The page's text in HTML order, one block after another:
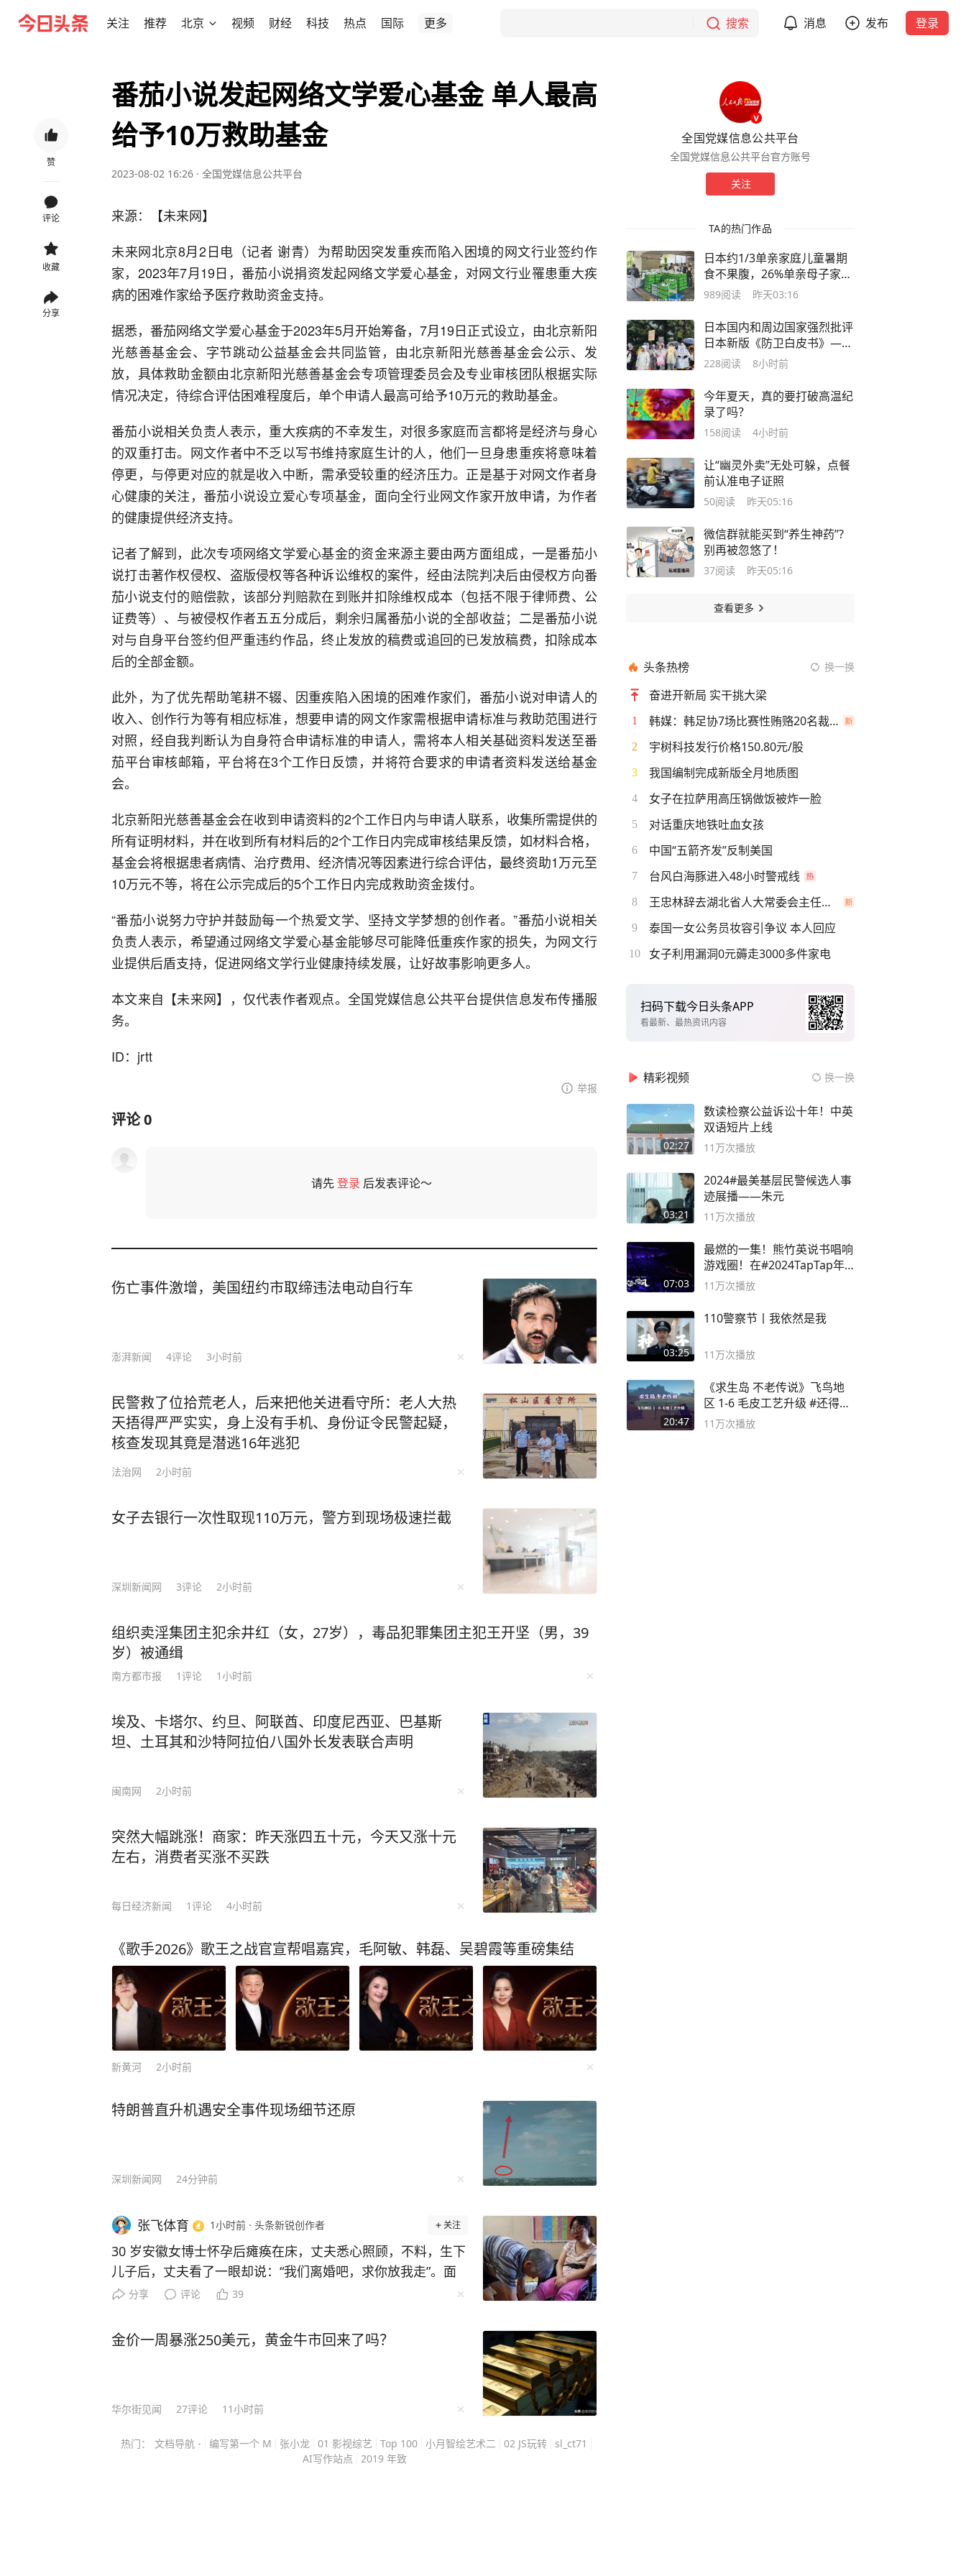
关注 推荐 北京 视频 财经 科技 热点 国际 更多 搜索 消息 发布 登录
赞
评论
收藏
分享
番茄小说发起网络文学爱心基金 单人最高
给予10万救助基金
2023-08-02 16:26 · 全国党媒信息公共平台
来源：【未来网】
未来网北京8月2日电（记者 谢青）为帮助因突发重疾而陷入困境的网文行业签约作
家，2023年7月19日，番茄小说捐资发起网络文学爱心基金，对网文行业罹患重大疾
病的困难作家给予医疗救助资金支持。
据悉，番茄网络文学爱心基金于2023年5月开始筹备，7月19日正式设立，由北京新阳
光慈善基金会、字节跳动公益基金会共同监管，由北京新阳光慈善基金会公示、发
放，具体救助金额由北京新阳光慈善基金会专项管理委员会及专业审核团队根据实际
情况决定，待综合评估困难程度后，单个申请人最高可给予10万元的救助基金。
番茄小说相关负责人表示，重大疾病的不幸发生，对很多家庭而言都将是经济与身心
的双重打击。网文作者中不乏以写书维持家庭生计的人，他们一旦身患重疾将意味着
停更，与停更对应的就是收入中断，需承受较重的经济压力。正是基于对网文作者身
心健康的关注，番茄小说设立爱心专项基金，面向全行业网文作家开放申请，为作者
的健康提供经济支持。
记者了解到，此次专项网络文学爱心基金的资金来源主要由两方面组成，一是番茄小
说打击著作权侵权、盗版侵权等各种诉讼维权的案件，经由法院判决后由侵权方向番
茄小说支付的赔偿款，该部分判赔款在到账并扣除维权成本（包括不限于律师费、公
证费等）、与被侵权作者五五分成后，剩余归属番茄小说的全部收益；二是番茄小说
对与自身平台签约但严重违约作品，终止发放的稿费或追回的已发放稿费，扣除成本
后的全部金额。
此外，为了优先帮助笔耕不辍、因重疾陷入困境的困难作家们，番茄小说对申请人的
收入、创作行为等有相应标准，想要申请的网文作家需根据申请标准与救助范围进行
对照，经自我判断认为自身符合申请标准的申请人，需将本人相关基础资料发送至番
茄平台审核邮箱，平台将在3个工作日反馈，并将符合要求的申请者资料发送给基金
会。
北京新阳光慈善基金会在收到申请资料的2个工作日内与申请人联系，收集所需提供的
所有证明材料，并在收到所有材料后的2个工作日内完成审核结果反馈，如材料合格，
基金会将根据患者病情、治疗费用、经济情况等因素进行综合评估，最终资助1万元至
10万元不等，将在公示完成后的5个工作日内完成救助资金拨付。
“番茄小说努力守护并鼓励每一个热爱文学、坚持文学梦想的创作者。”番茄小说相关
负责人表示，希望通过网络文学爱心基金能够尽可能降低重疾作家的损失，为网文行
业提供后盾支持，促进网络文学行业健康持续发展，让好故事影响更多人。
本文来自【未来网】，仅代表作者观点。全国党媒信息公共平台提供信息发布传播服
务。
ID：jrtt
举报
评论0
请先登录 后发表评论～
伤亡事件激增，美国纽约市取缔违法电动自行车
澎湃新闻 4评论 3小时前
民警救了位拾荒老人，后来把他关进看守所：老人大热
天捂得严严实实，身上没有手机、身份证令民警起疑，
核查发现其竟是潜逃16年逃犯
法治网 2小时前
女子去银行一次性取现110万元，警方到现场极速拦截
深圳新闻网 3评论 2小时前
组织卖淫集团主犯余井红（女，27岁），毒品犯罪集团主犯王开坚（男，39
岁）被通缉
南方都市报 1评论 1小时前
埃及、卡塔尔、约旦、阿联酋、印度尼西亚、巴基斯
坦、土耳其和沙特阿拉伯八国外长发表联合声明
闽南网 2小时前
突然大幅跳涨！商家：昨天涨四五十元，今天又涨十元
左右，消费者买涨不买跌
每日经济新闻 1评论 4小时前
《歌手2026》歌王之战官宣帮唱嘉宾，毛阿敏、韩磊、吴碧霞等重磅集结
新黄河 2小时前
特朗普直升机遇安全事件现场细节还原
深圳新闻网 24分钟前
张飞体育 1小时前 · 头条新锐创作者 关注
30 岁安徽女博士怀孕后瘫痪在床，丈夫悉心照顾，不料，生下
儿子后，丈夫看了一眼却说：“我们离婚吧，求你放我走”。面
对妻子落泪质问，丈夫终于崩溃坦白全部苦衷，听完所有人都
后瘫痪，坚持生下儿子，丈夫却扭头就走） 2012年冬天，安徽
合肥一家医院的产科病房里，30岁的王磊一动不动地躺着。 她
怀孕四个月时，她在值夜班时突然晕倒，检查结果是脑干大面
生建议她终止妊娠，因为继续怀孕可能会让病情恶化。 可王磊
分享 评论 39
金价一周暴涨250美元，黄金牛市回来了吗？
华尔街见闻 27评论 11小时前
热门： 文档导航 - 编写第一个 M 张小龙 01 影视综艺 Top 100 小月智绘艺术二 02 JS玩转
sl_ct71
AI写作站点
2019 年致
全国党媒信息公共平台
全国党媒信息公共平台官方账号
关注
TA的热门作品
日本约1/3单亲家庭儿童暑期
食不果腹，26%单亲母子家庭
平均每餐花费不足100日元
989阅读 昨天03:16
日本国内和周边国家强烈批评
日本新版《防卫白皮书》——
“高市早苗政府‘新型军国主
228阅读 8小时前
今年夏天，真的要打破高温纪
录了吗？
158阅读 4小时前
让“幽灵外卖”无处可躲，点餐
前认准电子证照
50阅读 昨天05:16
微信群就能买到“养生神药”?
别再被忽悠了！
37阅读 昨天05:16
查看更多
头条热榜 换一换
奋进开新局 实干挑大梁
1 韩媒：韩足协7场比赛性贿赂20名裁判
2 宇树科技发行价格150.80元/股
3 我国编制完成新版全月地质图
4 女子在拉萨用高压锅做饭被炸一脸
5 对话重庆地铁吐血女孩
6 中国“五箭齐发”反制美国
7 台风白海豚进入48小时警戒线
8 王忠林辞去湖北省人大常委会主任职务
9 泰国一女公务员妆容引争议 本人回应
10 女子利用漏洞0元薅走3000多件家电
扫码下载今日头条APP
看最新、最热资讯内容
精彩视频 换一换
02:27
数读检察公益诉讼十年！中英
双语短片上线
11万次播放
03:21
2024#最美基层民警候选人事
迹展播——朱元
11万次播放
07:03
最燃的一集！熊竹英说书唱响
游戏圈！在#2024TapTap年
度游戏大赏
11万次播放
03:25
110警察节丨我依然是我
11万次播放
20:47
《求生岛 不老传说》飞鸟地
区 1-6 毛皮工艺升级 #还得是
主机大作
11万次播放